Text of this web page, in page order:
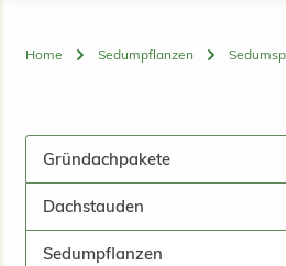
Home Sedumpflanzen
Gründachpakete
Dachstauden
Sedumpflanzen